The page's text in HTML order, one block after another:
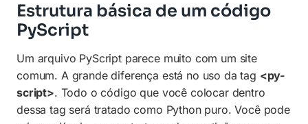
Estrutura básica de um código
PyScript
Um arquivo PyScript parece muito com um site
comum. A grande diferença está no uso da tag <py-
script>. Todo o código que você colocar dentro
dessa tag será tratado como Python puro. Você pode